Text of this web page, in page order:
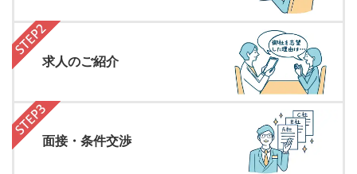
求人のご紹介
面接・条件交渉